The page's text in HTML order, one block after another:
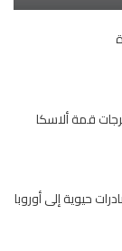
قمة ألاسكا
حيوية إلى أوروبا